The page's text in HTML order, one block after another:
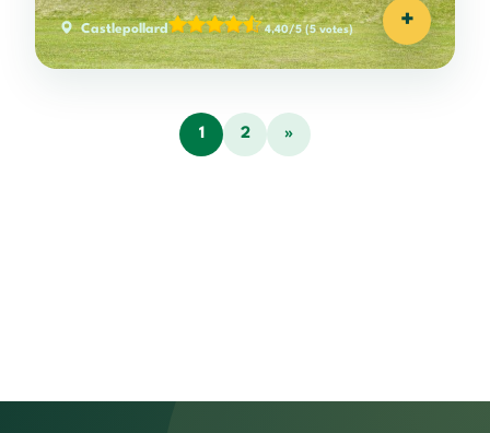
Castlepollard 4,40/5 (5 votes) +
1 2 »